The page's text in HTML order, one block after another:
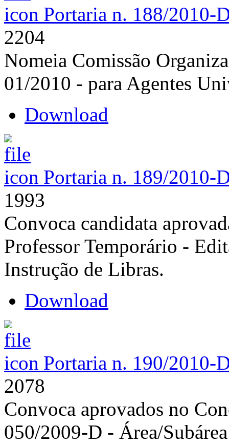
Portaria n. 188/2010-
2204
Nomeia Comissão
01/2010 - para Agentes
Download
Portaria n. 189/2010-
1993
Convoca candidata
Professor Temporário -
Instrução de Libras.
Download
Portaria n. 190/2010-
2078
Convoca aprovados no
050/2009-D - Área/